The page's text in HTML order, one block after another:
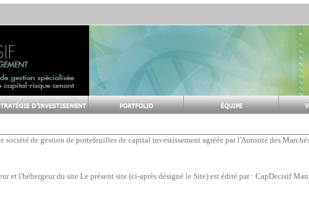
société de gestion de portefeuilles de capital investissement agréée par l'Autorité des
et l'hébergeur du site Le présent site (ci-après désigné le Site) est édité par : CapDecisif